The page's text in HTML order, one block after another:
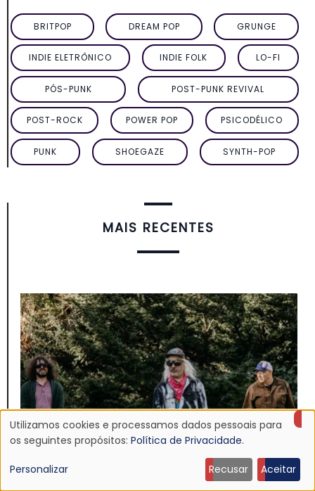
BRITPOP DREAM POP GRUNGE
INDIE ELETRÔNICO INDIE FOLK LO-FI
PÓS-PUNK POST-PUNK REVIVAL
POST-ROCK POWER POP PSICODÉLICO
PUNK SHOEGAZE SYNTH-POP
MAIS RECENTES
Uso
de
Utilizamos cookies e processamos dados pessoais para
os seguintes propósitos: Política de Privacidade.
Personalizar Recusar Aceitar